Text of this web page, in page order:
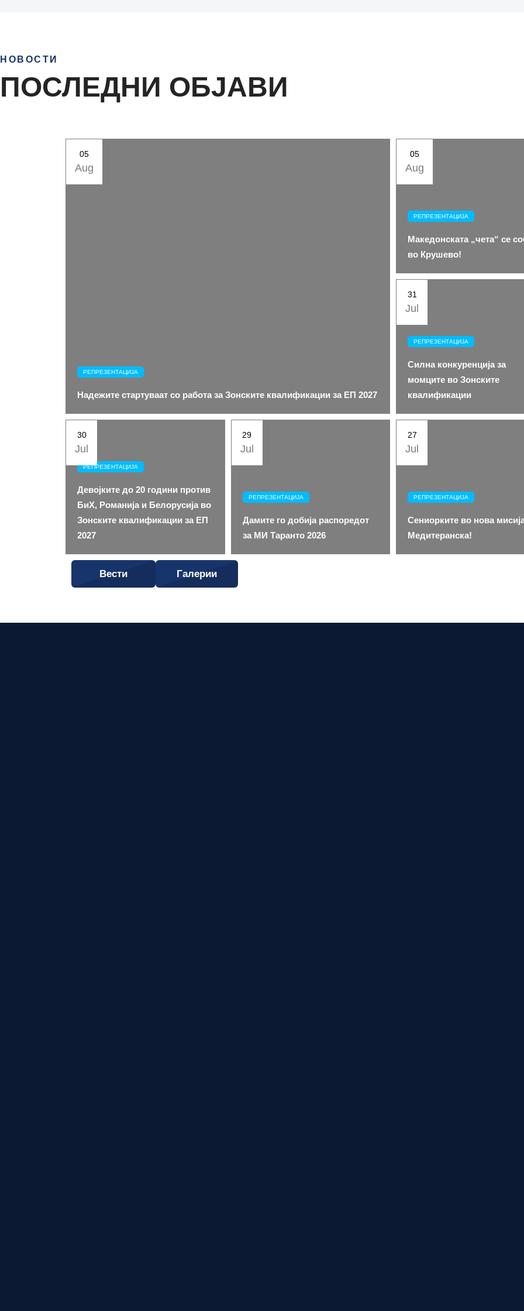
НОВОСТИ
ПОСЛЕДНИ ОБЈАВИ
РЕПРЕЗЕНТАЦИЈА
Надежите стартуваат со работа за Зонските квалификации за ЕП 2027
05
Aug
РЕПРЕЗЕНТАЦИЈА
Македонската „чета“ се
во Крушево!
05
Aug
РЕПРЕЗЕНТАЦИЈА
Силна конкуренција за
момците во Зонските
квалификации
31
Jul
РЕПРЕЗЕНТАЦИЈА
Девојките до 20 години против
БиХ, Романија и Белорусија во
Зонските квалификации за ЕП
2027
30
Jul
РЕПРЕЗЕНТАЦИЈА
Дамите го добија распоредот
за МИ Таранто 2026
29
Jul
РЕПРЕЗЕНТАЦИЈА
Сениорките во нова
Медитеранска!
27
Jul
Вести Галерии